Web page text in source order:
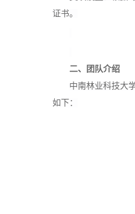
证书。
二、
团队介绍
中南林业科技大
如下：